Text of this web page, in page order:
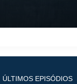
ÚLTIMOS EPISÓDIOS